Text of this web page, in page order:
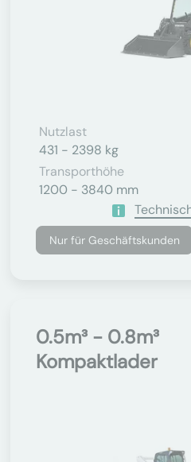
Nutzlast
431 - 2398 kg
Transporthöhe
1200 - 3840 mm
Nur für Geschäftskunden
0.5m³ - 0.8m³
Kompaktlader